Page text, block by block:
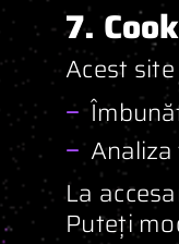
7.
Acest
La
Puteți